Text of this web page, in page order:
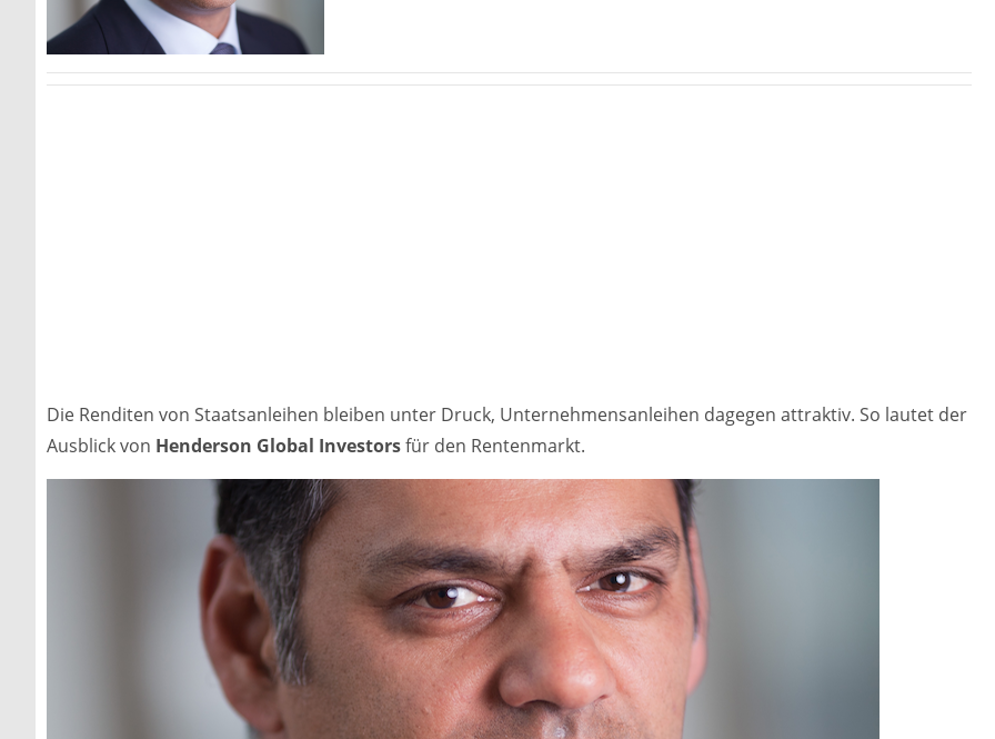
Die Renditen von Staatsanleihen bleiben unter Druck, Unternehmensanleihen dagegen attraktiv. So lautet der
Ausblick von Henderson Global Investorsfür den Rentenmarkt.